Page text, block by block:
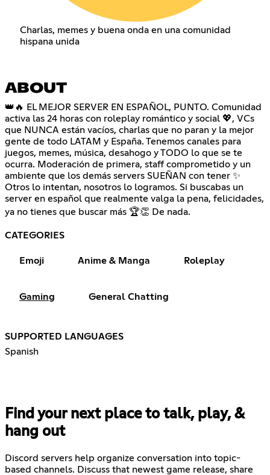
Charlas, memes y buena onda en una comunidad
hispana unida
ABOUT
👑🔥 EL MEJOR SERVER EN ESPAÑOL, PUNTO. Comunidad
activa las 24 horas con roleplay romántico y social 💖, VCs
que NUNCA están vacíos, charlas que no paran y la mejor
gente de todo LATAM y España. Tenemos canales para
juegos, memes, música, desahogo y TODO lo que se te
ocurra. Moderación de primera, staff comprometido y un
ambiente que los demás servers SUEÑAN con tener ✨
Otros lo intentan, nosotros lo logramos. Si buscabas un
server en español que realmente valga la pena, felicidades,
ya no tienes que buscar más 🏆👏 De nada.
CATEGORIES
Emoji Anime & Manga Roleplay
Gaming General Chatting
SUPPORTED LANGUAGES
Spanish
Find your next place to talk, play, &
hang out
Discord servers help organize conversation into topic-
based channels. Discuss that newest game release, share